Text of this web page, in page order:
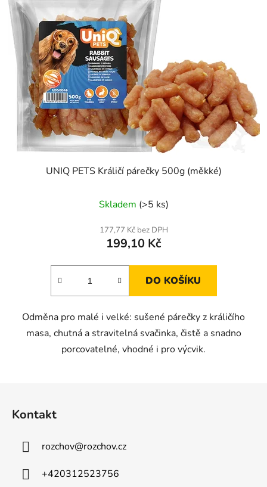
UNIQ PETS Králičí párečky 500g (měkké)
Skladem (>5 ks)
177,77 Kč bez DPH
199,10 Kč
DO KOŠÍKU
Odměna pro malé i velké: sušené párečky z králičího
masa, chutná a stravitelná svačinka, čistě a snadno
porcovatelné, vhodné i pro výcvik.
Kontakt
rozchov@rozchov.cz
+420312523756